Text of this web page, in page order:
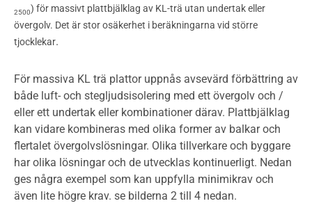
2500) för massivt plattbjälklag av KL-trä utan undertak eller
övergolv. Det är stor osäkerhet i beräkningarna vid större
tjocklekar.
För massiva KL trä plattor uppnås avsevärd förbättring av
både luft- och stegljudsisolering med ett övergolv och /
eller ett undertak eller kombinationer därav. Plattbjälklag
kan vidare kombineras med olika former av balkar och
flertalet övergolvslösningar. Olika tillverkare och byggare
har olika lösningar och de utvecklas kontinuerligt. Nedan
ges några exempel som kan uppfylla minimikrav och
även lite högre krav. se bilderna 2 till 4 nedan.